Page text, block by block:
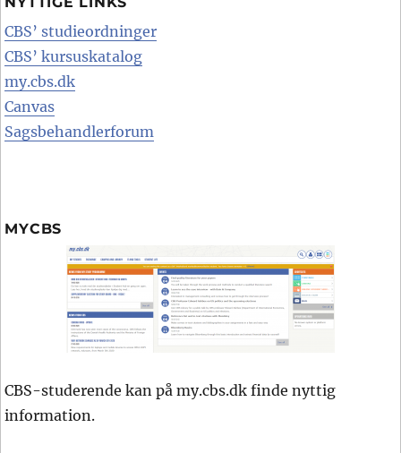
CBS’ studieordninger
CBS’ kursuskatalog
my.cbs.dk
Canvas
Sagsbehandlerforum
MYCBS
CBS-studerende kan på my.cbs.dk finde nyttig
information.